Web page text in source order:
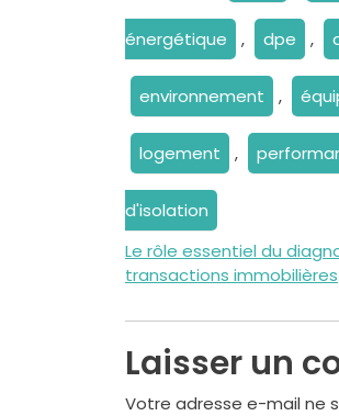
énergétique , dpe ,
environnement ,
logement ,
d'isolation
Navigation
de
l’article
Le rôle essentiel du
transactions immobilières
Laisser un
Votre adresse e-mail ne